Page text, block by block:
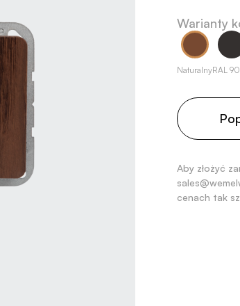
Warianty
NaturalnyRAL
Aby złożyć
cenach tak